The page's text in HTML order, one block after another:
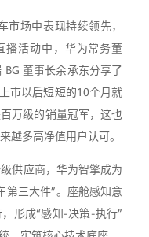
市场中表现持续领先，
播活动中，华为常务董
董事长余承东分享了
市以后短短的10个月就
万级的销量冠军，这也
越多高净值用户认可。
供应商，华为智擎成为
第三大件”。座舱感知意
形成“感知-决策-执行”